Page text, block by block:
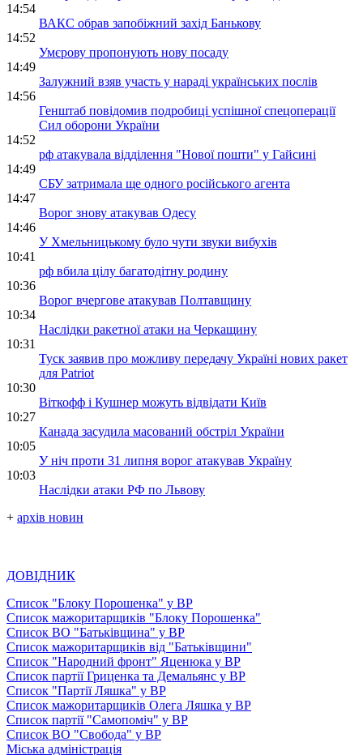
14:54
ВАКС обрав запобіжний захід Банькову
14:52
Умєрову пропонують нову посаду
14:49
Залужний взяв участь у нараді українських послів
14:56
Генштаб повідомив подробиці успішної спецоперації
Сил оборони України
14:52
рф атакувала відділення "Нової пошти" у Гайсині
14:49
СБУ затримала ще одного російського агента
14:47
Ворог знову атакував Одесу
14:46
У Хмельницькому було чути звуки вибухів
10:41
рф вбила цілу багатодітну родину
10:36
Ворог вчергове атакував Полтавщину
10:34
Наслідки ракетної атаки на Черкащину
10:31
Туск заявив про можливу передачу Україні нових ракет
для Patriot
10:30
Віткофф і Кушнер можуть відвідати Київ
10:27
Канада засудила масований обстріл України
10:05
У ніч проти 31 липня ворог атакував Україну
10:03
Наслідки атаки РФ по Львову
+ архів новин
ДОВІДНИК
Список "Блоку Порошенка" у ВР
Список мажоритарщиків "Блоку Порошенка"
Список ВО "Батьківщина" у ВР
Список мажоритарщиків від "Батьківщини"
Список "Народний фронт" Яценюка у ВР
Список партії Гриценка та Демальянс у ВР
Список "Партії Ляшка" у ВР
Список мажоритарщиків Олега Ляшка у ВР
Список партії "Самопоміч" у ВР
Список ВО "Свобода" у ВР
Міська адміністрація